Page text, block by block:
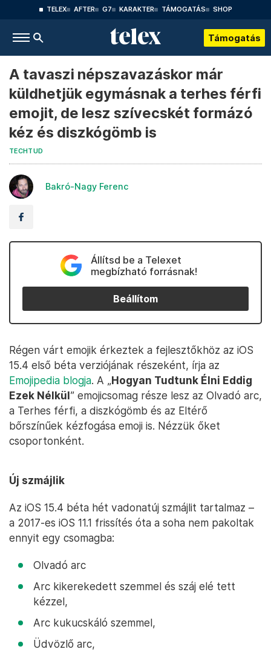
TELEX AFTER G7 KARAKTER TÁMOGATÁS SHOP
Támogatás
A tavaszi népszavazáskor már
küldhetjük egymásnak a terhes férfi
emojit, de lesz szívecskét formázó
kéz és diszkógömb is
TECHTUD
Bakró-Nagy Ferenc
Állítsd be a Telexet
megbízható forrásnak!
Beállítom
Régen várt emojik érkeztek a fejlesztőkhöz az iOS
15.4 első béta verziójának részeként, írja az
Emojipedia blogja. A „Hogyan Tudtunk Élni Eddig
Ezek Nélkül” emojicsomag része lesz az Olvadó arc,
a Terhes férfi, a diszkógömb és az Eltérő
bőrszínűek kézfogása emoji is. Nézzük őket
csoportonként.
Új szmájlik
Az iOS 15.4 béta hét vadonatúj szmájlit tartalmaz –
a 2017-es iOS 11.1 frissítés óta a soha nem pakoltak
ennyit egy csomagba:
Olvadó arc
Arc kikerekedett szemmel és száj elé tett
kézzel,
Arc kukucskáló szemmel,
Üdvözlő arc,